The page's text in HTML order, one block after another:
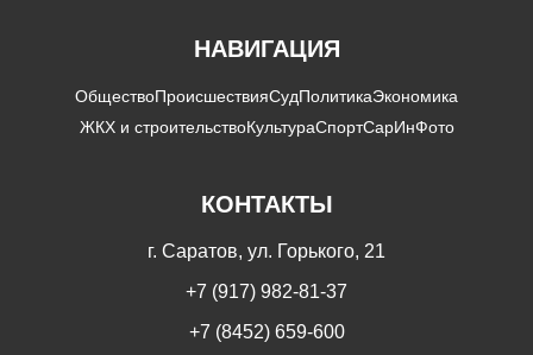
НАВИГАЦИЯ
ОбществоПроисшествияСудПолитикаЭкономика
ЖКХ и строительствоКультураСпортСарИнФото
КОНТАКТЫ
г. Саратов, ул. Горького, 21
+7 (917) 982-81-37
+7 (8452) 659-600